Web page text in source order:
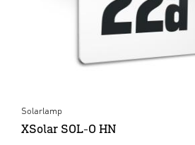
Solarlamp
XSolar SOL-O HN